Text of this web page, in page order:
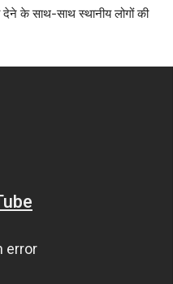
देने के साथ-साथ स्थानीय लोगों की